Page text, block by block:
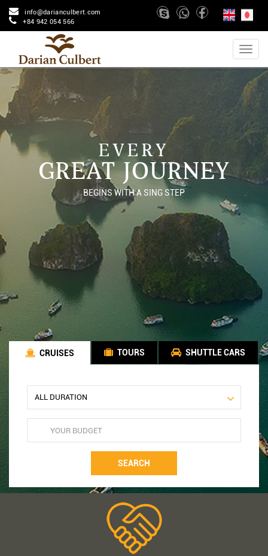
info@darianculbert.com
+84 942 054 566
EVERY
GREAT JOURNEY
BEGINS WITH A SING STEP
CRUISES TOURS SHUTTLE CARS
SEARCH